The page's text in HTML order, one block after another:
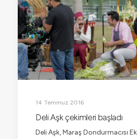
14 Temmuz 2016
Deli Aşk çekimleri başladı
Deli Aşk, Maraş Dondurmacısı